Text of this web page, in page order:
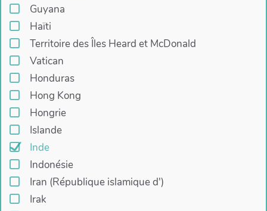
Guyana
Haïti
Territoire des Îles Heard et McDonald
Vatican
Honduras
Hong Kong
Hongrie
Islande
Inde
Indonésie
Iran (République islamique d')
Irak